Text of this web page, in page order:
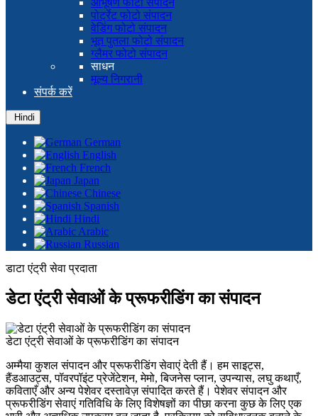
आभूषण फोटो संपादन
पोर्ट्रेट फोटो संपादन
वेडिंग फोटो संपादन
भूत पुतला फोटो संपादन
ग्लैमर फोटो संपादन
साधन
मूल्य निगरानी
संपर्क करें
Hindi
German
English
French
Japan
Chinese
Spanish
Hindi
Arabic
Russian
डाटा एंट्री सेवा प्रदाता
डेटा एंट्री सेवाओं के प्रूफरीडिंग का संपादन
डेटा एंट्री सेवाओं के प्रूफरीडिंग का संपादन
अम्मैया कुशल संपादन और प्रूफरीडिंग सेवाएं देती हैं। हम साइट्स,
हैंडआउट्स, पॉवरपॉइंट प्रेजेंटेशन, मेमो, बिजनेस प्लान, उपन्यास, लघु कथाएँ,
कविताएँ और अन्य पेशेवर दस्तावेज़ संपादित करते हैं। पेशेवर संपादन और
प्रूफरीडिंग सेवाएं गतिविधि के लिए विशेषज्ञों का पीछा करना कुछ के लिए एक